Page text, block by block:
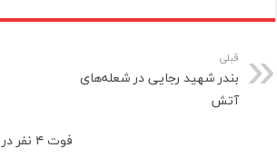
قبلی
بندر شهید رجایی در شعله‌های
آتش
فوت ۴